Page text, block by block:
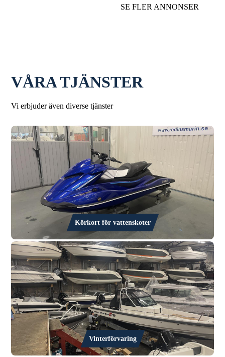
SE FLER ANNONSER
VÅRA TJÄNSTER
Vi erbjuder även diverse tjänster
Körkort för vattenskoter
Vinterförvaring